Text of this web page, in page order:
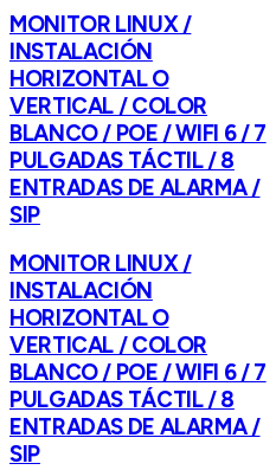
MONITOR LINUX /
INSTALACIÓN
HORIZONTAL O
VERTICAL / COLOR
BLANCO / POE / WIFI 6 / 7
PULGADAS TÁCTIL / 8
ENTRADAS DE ALARMA /
SIP
MONITOR LINUX /
INSTALACIÓN
HORIZONTAL O
VERTICAL / COLOR
BLANCO / POE / WIFI 6 / 7
PULGADAS TÁCTIL / 8
ENTRADAS DE ALARMA /
SIP